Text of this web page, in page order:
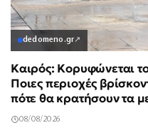
dedomeno.gr↗
Καιρός: Κορυφώνεται
Ποιες περιοχές
πότε θα κρατήσουν τα
08/08/2026